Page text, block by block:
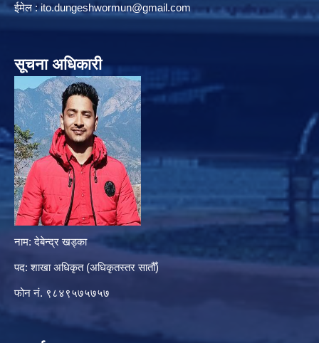
ईमेल :ito.dungeshwormun@gmail.com
सूचना अधिकारी
नाम: देबेन्द्र खड्का
पद: शाखा अधिकृत (अधिकृतस्तर सातौँ)
फोन नं. ९८४९५७५७५७